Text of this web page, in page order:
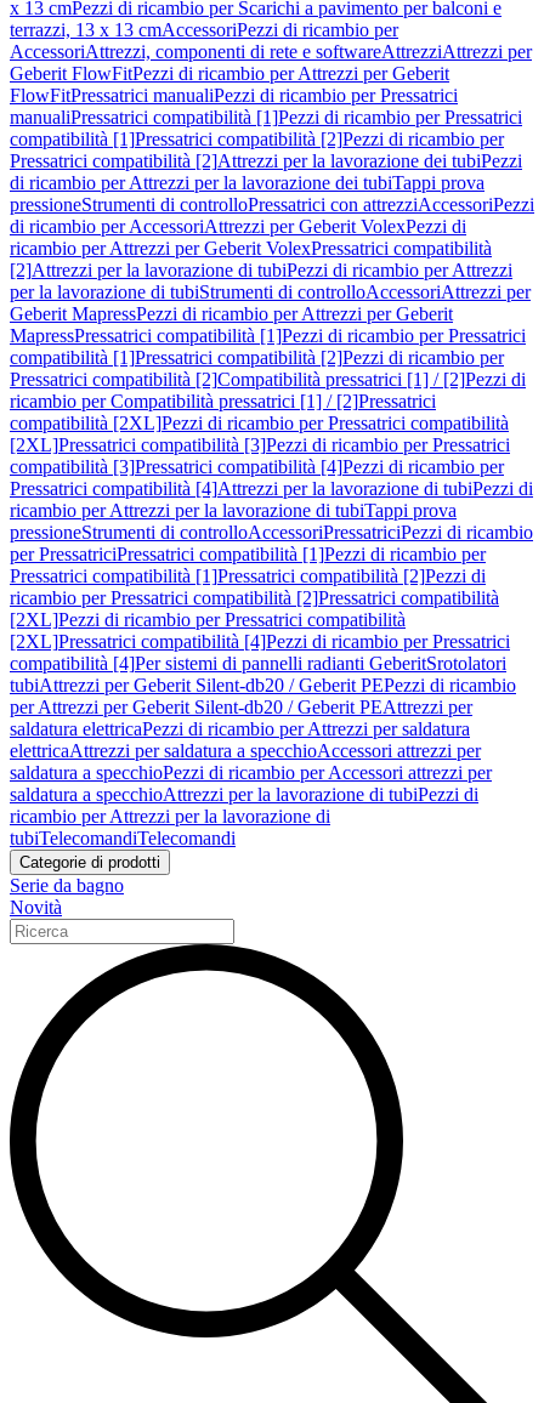
x 13 cmPezzi di ricambio per Scarichi a pavimento per balconi e
terrazzi, 13 x 13 cmAccessoriPezzi di ricambio per
AccessoriAttrezzi, componenti di rete e softwareAttrezziAttrezzi per
Geberit FlowFitPezzi di ricambio per Attrezzi per Geberit
FlowFitPressatrici manualiPezzi di ricambio per Pressatrici
manualiPressatrici compatibilità [1]Pezzi di ricambio per Pressatrici
compatibilità [1]Pressatrici compatibilità [2]Pezzi di ricambio per
Pressatrici compatibilità [2]Attrezzi per la lavorazione dei tubiPezzi
di ricambio per Attrezzi per la lavorazione dei tubiTappi prova
pressioneStrumenti di controlloPressatrici con attrezziAccessoriPezzi
di ricambio per AccessoriAttrezzi per Geberit VolexPezzi di
ricambio per Attrezzi per Geberit VolexPressatrici compatibilità
[2]Attrezzi per la lavorazione di tubiPezzi di ricambio per Attrezzi
per la lavorazione di tubiStrumenti di controlloAccessoriAttrezzi per
Geberit MapressPezzi di ricambio per Attrezzi per Geberit
MapressPressatrici compatibilità [1]Pezzi di ricambio per Pressatrici
compatibilità [1]Pressatrici compatibilità [2]Pezzi di ricambio per
Pressatrici compatibilità [2]Compatibilità pressatrici [1] / [2]Pezzi di
ricambio per Compatibilità pressatrici [1] / [2]Pressatrici
compatibilità [2XL]Pezzi di ricambio per Pressatrici compatibilità
[2XL]Pressatrici compatibilità [3]Pezzi di ricambio per Pressatrici
compatibilità [3]Pressatrici compatibilità [4]Pezzi di ricambio per
Pressatrici compatibilità [4]Attrezzi per la lavorazione di tubiPezzi di
ricambio per Attrezzi per la lavorazione di tubiTappi prova
pressioneStrumenti di controlloAccessoriPressatriciPezzi di ricambio
per PressatriciPressatrici compatibilità [1]Pezzi di ricambio per
Pressatrici compatibilità [1]Pressatrici compatibilità [2]Pezzi di
ricambio per Pressatrici compatibilità [2]Pressatrici compatibilità
[2XL]Pezzi di ricambio per Pressatrici compatibilità
[2XL]Pressatrici compatibilità [4]Pezzi di ricambio per Pressatrici
compatibilità [4]Per sistemi di pannelli radianti GeberitSrotolatori
tubiAttrezzi per Geberit Silent-db20 / Geberit PEPezzi di ricambio
per Attrezzi per Geberit Silent-db20 / Geberit PEAttrezzi per
saldatura elettricaPezzi di ricambio per Attrezzi per saldatura
elettricaAttrezzi per saldatura a specchioAccessori attrezzi per
saldatura a specchioPezzi di ricambio per Accessori attrezzi per
saldatura a specchioAttrezzi per la lavorazione di tubiPezzi di
ricambio per Attrezzi per la lavorazione di
tubiTelecomandiTelecomandi
Categorie di prodotti
Serie da bagno
Novità